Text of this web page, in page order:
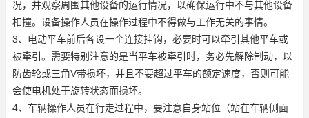
况，并观察周围其他设备的运行情况，以确保运行中不与其他设备
相撞。设备操作人员在操作过程中不得做与工作无关的事情。
3、电动平车前后各设一个连接挂钩，必要时可以牵引其他平车或
被牵引。需要特别注意的是当平车被牵引时，务必先解除制动，以
防齿轮或三角V带损坏，并且不要超过平车的额定速度，否则可能
会使电机处于旋转状态而损坏。
4、车辆操作人员在行走过程中，要注意自身站位（站在车辆侧面